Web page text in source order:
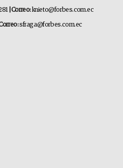
| Correo:knieto@forbes.com.ec
Correo:sfraga@forbes.com.ec